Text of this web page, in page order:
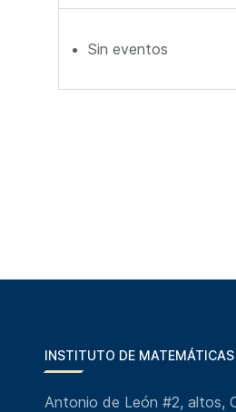
Sin eventos
INSTITUTO DE
Antonio de León #2, altos,